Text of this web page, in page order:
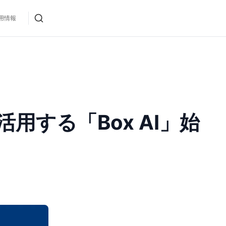
情報
用する「Box AI」始